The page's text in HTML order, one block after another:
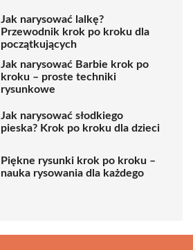
Jak narysować lalkę?
Przewodnik krok po kroku dla
początkujących
Jak narysować Barbie krok po
kroku – proste techniki
rysunkowe
Jak narysować słodkiego
pieska? Krok po kroku dla dzieci
Piękne rysunki krok po kroku –
nauka rysowania dla każdego